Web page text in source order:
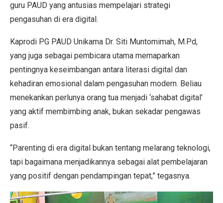
guru PAUD yang antusias mempelajari strategi
pengasuhan di era digital.
Kaprodi PG PAUD Unikama Dr. Siti Muntomimah, M.Pd,
yang juga sebagai pembicara utama memaparkan
pentingnya keseimbangan antara literasi digital dan
kehadiran emosional dalam pengasuhan modern. Beliau
menekankan perlunya orang tua menjadi ‘sahabat digital’
yang aktif membimbing anak, bukan sekadar pengawas
pasif.
“Parenting di era digital bukan tentang melarang teknologi,
tapi bagaimana menjadikannya sebagai alat pembelajaran
yang positif dengan pendampingan tepat,” tegasnya.